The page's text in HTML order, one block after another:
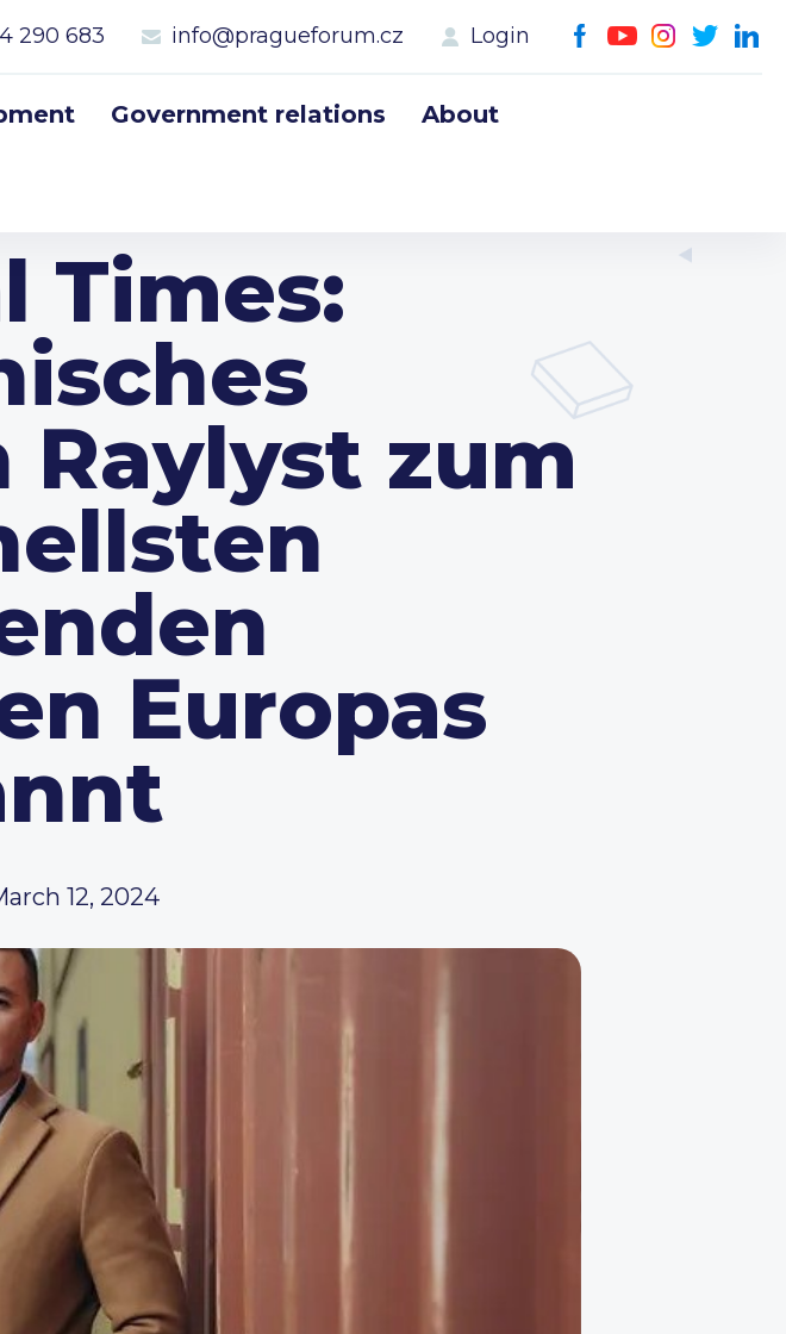
290 683 info@pragueforum.cz Login
Government relations About
Times:
zum
Europas
12, 2024